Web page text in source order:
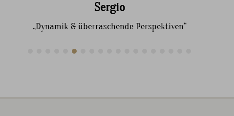
Sergio
„Dynamik & überraschende Perspektiven“